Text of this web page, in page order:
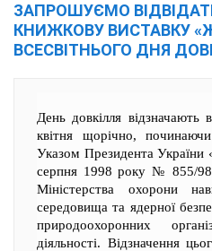
ЗАПРОШУЄМО
КНИЖКОВУ ВИСТАВКУ
ВСЕСВІТНЬОГО ДНЯ
День довкілля
квітня щорічно,
Указом Президента України
серпня 1998 року № 855/98,
Міністерства охорони
середовища та ядерної
природоохоронних
діяльності. Відзначення